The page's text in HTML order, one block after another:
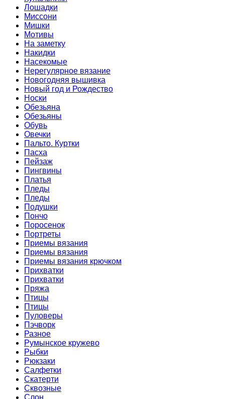
Лошадки
Миссони
Мишки
Мотивы
На заметку
Накидки
Насекомые
Нерегулярное вязание
Новогодняя вышивка
Новый год и Рождество
Носки
Обезьяна
Обезьяны
Обувь
Овечки
Пальто. Куртки
Пасха
Пейзаж
Пингвины
Платья
Пледы
Пледы
Подушки
Пончо
Поросенок
Портреты
Приемы вязания
Приемы вязания
Приемы вязания крючком
Прихватки
Прихватки
Пряжа
Птицы
Птицы
Пуловеры
Пэчворк
Разное
Румынское кружево
Рыбки
Рюкзаки
Салфетки
Скатерти
Сквозные
Слон